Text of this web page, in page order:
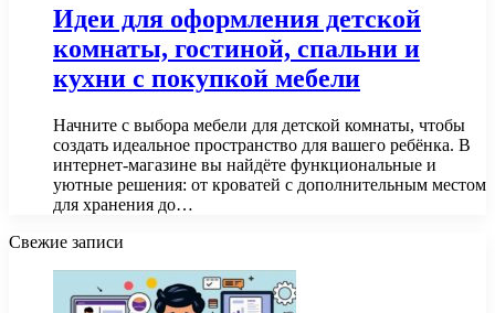
Идеи для оформления детской
комнаты, гостиной, спальни и
кухни с покупкой мебели
Начните с выбора мебели для детской комнаты, чтобы
создать идеальное пространство для вашего ребёнка. В
интернет-магазине вы найдёте функциональные и
уютные решения: от кроватей с дополнительным местом
для хранения до…
Свежие записи